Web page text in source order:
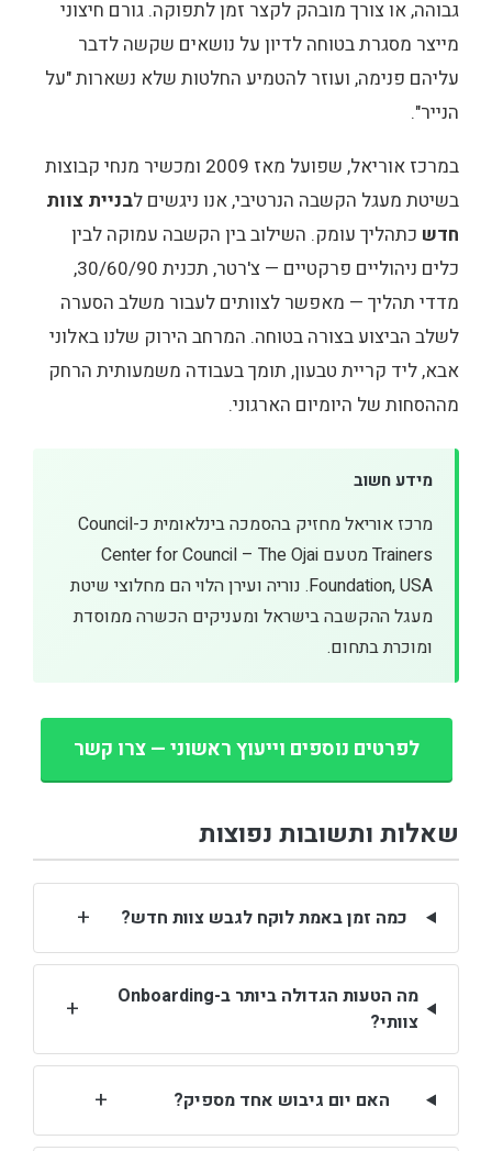
גבוהה, או צורך מובהק לקצר זמן לתפוקה. גורם חיצוני
מייצר מסגרת בטוחה לדיון על נושאים שקשה לדבר
עליהם פנימה, ועוזר להטמיע החלטות שלא נשארות "על
הנייר".
במרכז אוריאל, שפועל מאז 2009 ומכשיר מנחי קבוצות
בשיטת מעגל הקשבה הנרטיבי, אנו ניגשים לבניית צוות
חדש כתהליך עומק. השילוב בין הקשבה עמוקה לבין
כלים ניהוליים פרקטיים — צ'רטר, תכנית 30/60/90,
מדדי תהליך — מאפשר לצוותים לעבור משלב הסערה
לשלב הביצוע בצורה בטוחה. המרחב הירוק שלנו באלוני
אבא, ליד קריית טבעון, תומך בעבודה משמעותית הרחק
מההסחות של היומיום הארגוני.
מידע חשוב
מרכז אוריאל מחזיק בהסמכה בינלאומית כ-Council
Trainers מטעם Center for Council – The Ojai
Foundation, USA. נוריה ועירן הלוי הם מחלוצי שיטת
מעגל ההקשבה בישראל ומעניקים הכשרה ממוסדת
ומוכרת בתחום.
לפרטים נוספים וייעוץ ראשוני — צרו קשר
שאלות ותשובות נפוצות
כמה זמן באמת לוקח לגבש צוות חדש? +
מה הטעות הגדולה ביותר ב-Onboarding
צוותי?
+
האם יום גיבוש אחד מספיק? +